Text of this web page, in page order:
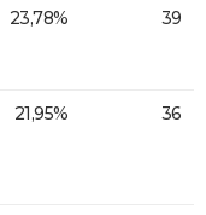
23,78% 39
21,95% 36